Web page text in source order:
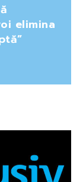
elimina